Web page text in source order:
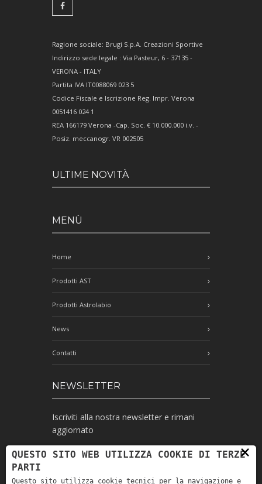
Ragione sociale: Brugi S.p.A. Creazioni Sportive
Indirizzo sede legale : Via Pasteur, 6 - 37135 -
VERONA - ITALY
Partita IVA IT0088069 023 5
Codice Fiscale e Iscrizione Reg. Impr. Verona
0051416 024 1
REA 166179 Verona -Cap. Soc. € 10.000.000 i.v. -
Posiz. meccanogr. VR 002505
ULTIME NOVITÀ
MENÙ
Home
Prodotti AST
Prodotti Astrolabio
News
Contatti
NEWSLETTER
Iscriviti alla nostra newsletter e rimani
aggiornato
Ho letto l'informativa e autorizzo il
×
QUESTO SITO WEB UTILIZZA COOKIE DI TERZE
PARTI
Questo sito utilizza cookie tecnici per la navigazione e